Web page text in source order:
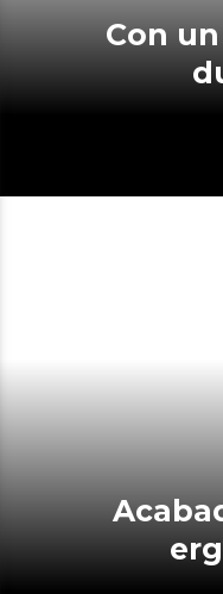
Con un soporte más
Acabado práctico y